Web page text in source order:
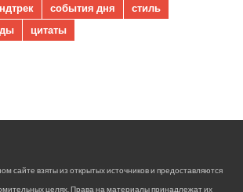
события дня
стиль
цитаты
сайте взяты из открытых источников и предоставляются
целях. Права на материалы принадлежат их